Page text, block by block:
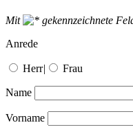
Mit
gekennzeichnete
Anrede
Herr| Frau
Name
Vorname